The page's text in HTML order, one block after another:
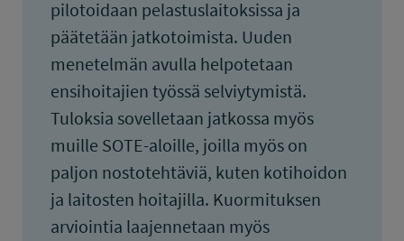
pilotoidaan pelastuslaitoksissa ja
päätetään jatkotoimista. Uuden
menetelmän avulla helpotetaan
ensihoitajien työssä selviytymistä.
Tuloksia sovelletaan jatkossa myös
muille SOTE-aloille, joilla myös on
paljon nostotehtäviä, kuten kotihoidon
ja laitosten hoitajilla. Kuormituksen
arviointia laajennetaan myös